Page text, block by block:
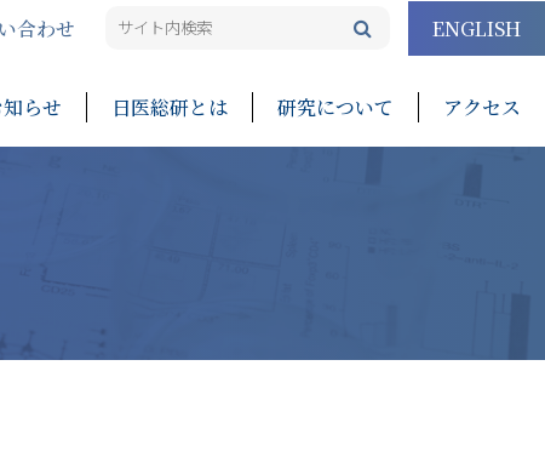
合わせ ENGLISH
らせ 日医総研とは 研究について アクセス